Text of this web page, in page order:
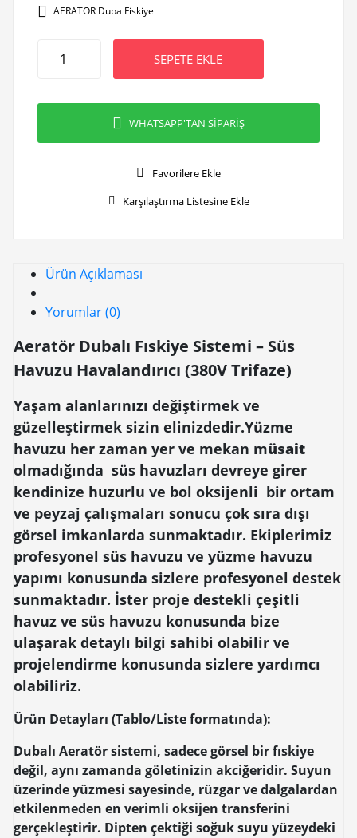
AERATÖR Duba Fiskiye
SEPETE EKLE
WHATSAPP'TAN SİPARİŞ
Favorilere Ekle
Karşılaştırma Listesine Ekle
Ürün Açıklaması
Yorumlar (0)
Aeratör Dubalı Fıskiye Sistemi – Süs
Havuzu Havalandırıcı (380V Trifaze)
Yaşam alanlarınızı değiştirmek ve
güzelleştirmek sizin elinizdedir.Yüzme
havuzu her zaman yer ve mekan müsait
olmadığında süs havuzları devreye girer
kendinize huzurlu ve bol oksijenli bir ortam
ve peyzaj çalışmaları sonucu çok sıra dışı
görsel imkanlarda sunmaktadır. Ekiplerimiz
profesyonel süs havuzu ve yüzme havuzu
yapımı konusunda sizlere profesyonel destek
sunmaktadır. İster proje destekli çeşitli
havuz ve süs havuzu konusunda bize
ulaşarak detaylı bilgi sahibi olabilir ve
projelendirme konusunda sizlere yardımcı
olabiliriz.
Ürün Detayları (Tablo/Liste formatında):
Dubalı Aeratör sistemi, sadece görsel bir fıskiye
değil, aynı zamanda göletinizin akciğeridir. Suyun
üzerinde yüzmesi sayesinde, rüzgar ve dalgalardan
etkilenmeden en verimli oksijen transferini
gerçekleştirir. Dipten çektiği soğuk suyu yüzeydeki